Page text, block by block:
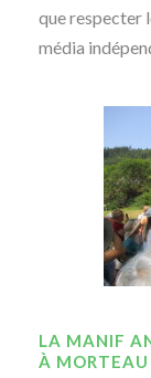
que respecter
média
LA MANIF
À MORTEAU